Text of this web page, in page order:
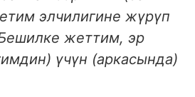
элчилигине жүрүп
жеттим, эр
үчүн (арка­сында)